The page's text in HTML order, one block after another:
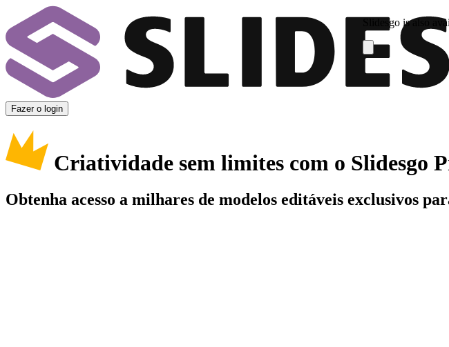
Slidesgo is also
Fazer o login
Criatividade sem limites com o Slidesgo
Obtenha acesso a milhares de modelos editáveis exclusivos